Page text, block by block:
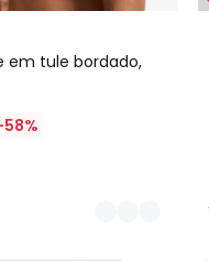
em tule bordado,